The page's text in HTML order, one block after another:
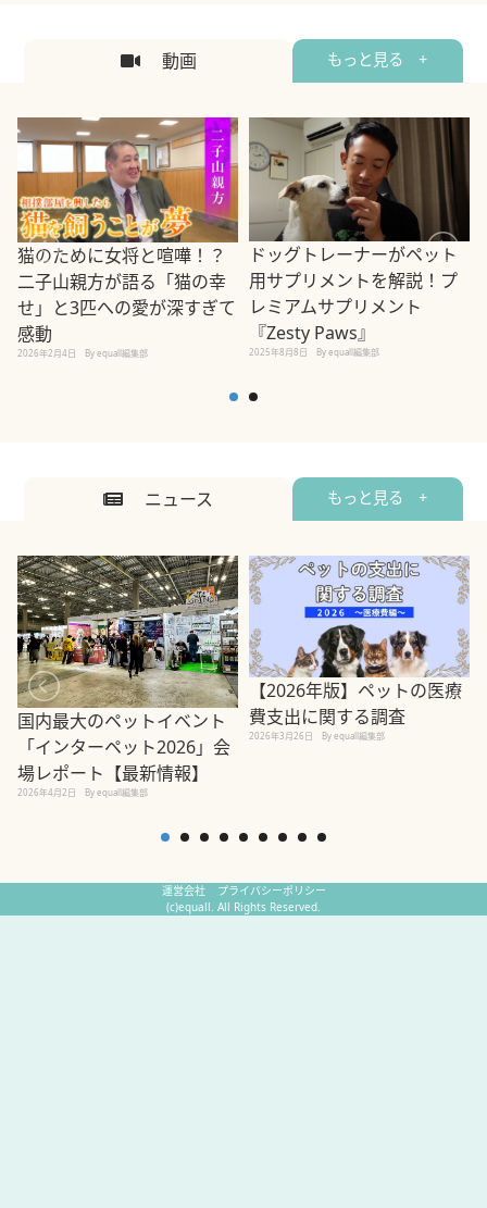
動画 もっと見る +
猫のために女将と喧嘩！？
二子山親方が語る「猫の幸
せ」と3匹への愛が深すぎて
感動
2026年2月4日 By equall編集部
ドッグトレーナーがペット
用サプリメントを解説！プ
レミアムサプリメント
『Zesty Paws』
2025年8月8日 By equall編集部
ニュース もっと見る +
国内最大のペットイベント
「インターペット2026」会
場レポート【最新情報】
2026年4月2日 By equall編集部
【2026年版】ペットの医療
費支出に関する調査
2026年3月26日 By equall編集部
運営会社
プライバシーポリシー
(c)equall. All Rights Reserved.